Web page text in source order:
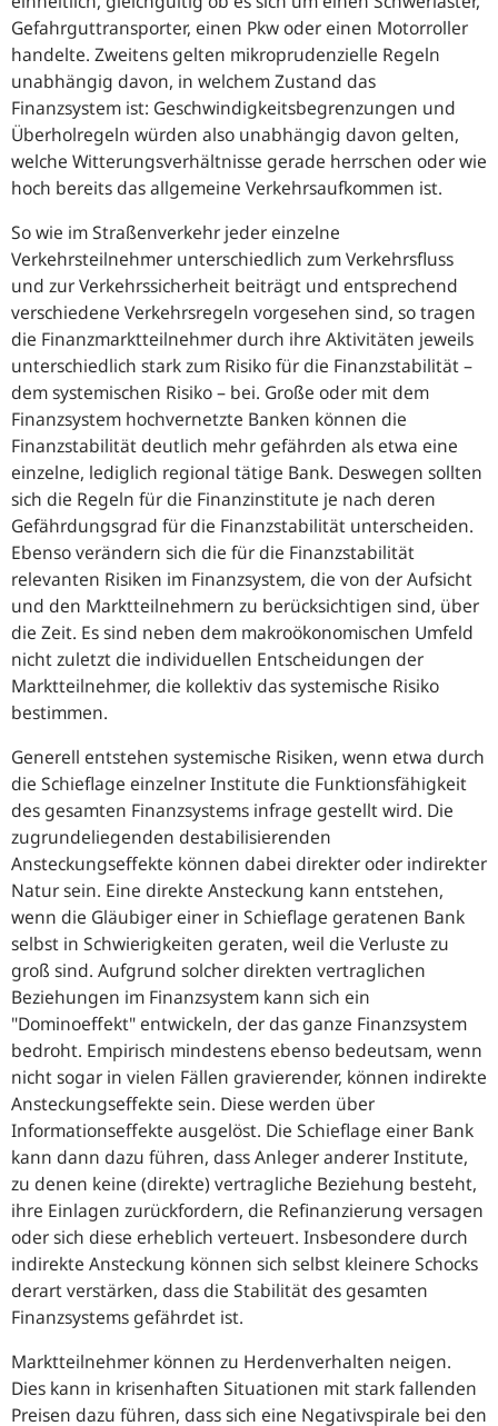
Gefahrguttransporter, einen Pkw oder einen Motorroller
handelte. Zweitens gelten mikroprudenzielle Regeln
unabhängig davon, in welchem Zustand das
Finanzsystem ist: Geschwindigkeitsbegrenzungen und
Überholregeln würden also unabhängig davon gelten,
welche Witterungsverhältnisse gerade herrschen oder wie
hoch bereits das allgemeine Verkehrsaufkommen ist.
So wie im Straßenverkehr jeder einzelne
Verkehrsteilnehmer unterschiedlich zum Verkehrsfluss
und zur Verkehrssicherheit beiträgt und entsprechend
verschiedene Verkehrsregeln vorgesehen sind, so tragen
die Finanzmarktteilnehmer durch ihre Aktivitäten jeweils
unterschiedlich stark zum Risiko für die Finanzstabilität –
dem systemischen Risiko – bei. Große oder mit dem
Finanzsystem hochvernetzte Banken können die
Finanzstabilität deutlich mehr gefährden als etwa eine
einzelne, lediglich regional tätige Bank. Deswegen sollten
sich die Regeln für die Finanzinstitute je nach deren
Gefährdungsgrad für die Finanzstabilität unterscheiden.
Ebenso verändern sich die für die Finanzstabilität
relevanten Risiken im Finanzsystem, die von der Aufsicht
und den Marktteilnehmern zu berücksichtigen sind, über
die Zeit. Es sind neben dem makroökonomischen Umfeld
nicht zuletzt die individuellen Entscheidungen der
Marktteilnehmer, die kollektiv das systemische Risiko
bestimmen.
Generell entstehen systemische Risiken, wenn etwa durch
die Schieflage einzelner Institute die Funktionsfähigkeit
des gesamten Finanzsystems infrage gestellt wird. Die
zugrundeliegenden destabilisierenden
Ansteckungseffekte können dabei direkter oder indirekter
Natur sein. Eine direkte Ansteckung kann entstehen,
wenn die Gläubiger einer in Schieflage geratenen Bank
selbst in Schwierigkeiten geraten, weil die Verluste zu
groß sind. Aufgrund solcher direkten vertraglichen
Beziehungen im Finanzsystem kann sich ein
"Dominoeffekt" entwickeln, der das ganze Finanzsystem
bedroht. Empirisch mindestens ebenso bedeutsam, wenn
nicht sogar in vielen Fällen gravierender, können indirekte
Ansteckungseffekte sein. Diese werden über
Informationseffekte ausgelöst. Die Schieflage einer Bank
kann dann dazu führen, dass Anleger anderer Institute,
zu denen keine (direkte) vertragliche Beziehung besteht,
ihre Einlagen zurückfordern, die Refinanzierung versagen
oder sich diese erheblich verteuert. Insbesondere durch
indirekte Ansteckung können sich selbst kleinere Schocks
derart verstärken, dass die Stabilität des gesamten
Finanzsystems gefährdet ist.
Marktteilnehmer können zu Herdenverhalten neigen.
Dies kann in krisenhaften Situationen mit stark fallenden
Preisen dazu führen, dass sich eine Negativspirale bei den